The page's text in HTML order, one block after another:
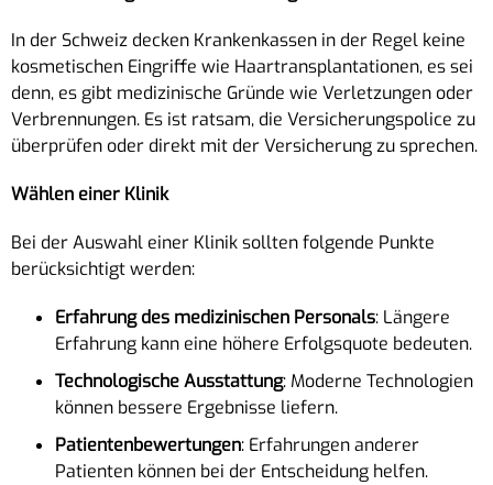
In der Schweiz decken Krankenkassen in der Regel keine
kosmetischen Eingriffe wie Haartransplantationen, es sei
denn, es gibt medizinische Gründe wie Verletzungen oder
Verbrennungen. Es ist ratsam, die Versicherungspolice zu
überprüfen oder direkt mit der Versicherung zu sprechen.
Wählen einer Klinik
Bei der Auswahl einer Klinik sollten folgende Punkte
berücksichtigt werden:
Erfahrung des medizinischen Personals: Längere
Erfahrung kann eine höhere Erfolgsquote bedeuten.
Technologische Ausstattung: Moderne Technologien
können bessere Ergebnisse liefern.
Patientenbewertungen: Erfahrungen anderer
Patienten können bei der Entscheidung helfen.